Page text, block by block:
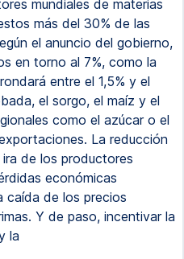
mundiales de materias
más del 30% de las
el anuncio del gobierno,
en torno al 7%, como la
entre el 1,5% y el
el sorgo, el maíz y el
como el azúcar o el
La reducción
de los productores
económicas
caída de los precios
Y de paso, incentivar la
la